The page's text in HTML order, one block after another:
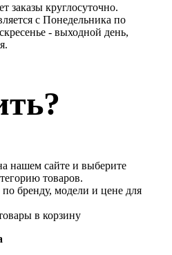
заказы круглосуточно.
с Понедельника по
- выходной день,
нашем сайте и выберите
товаров.
бренду, модели и цене для
в корзину